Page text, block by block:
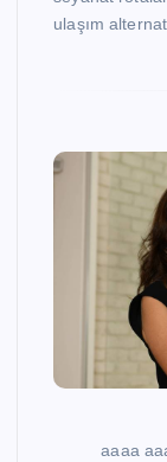
ulaşım
aaaa